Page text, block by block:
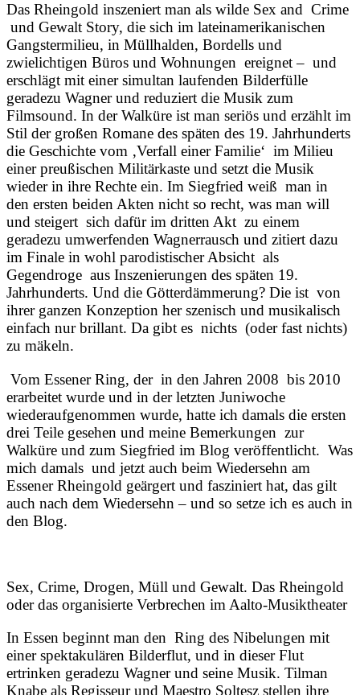
Das Rheingold inszeniert man als wilde Sex and Crime
und Gewalt Story, die sich im lateinamerikanischen
Gangstermilieu, in Müllhalden, Bordells und
zwielichtigen Büros und Wohnungen ereignet – und
erschlägt mit einer simultan laufenden Bilderfülle
geradezu Wagner und reduziert die Musik zum
Filmsound. In der Walküre ist man seriös und erzählt im
Stil der großen Romane des späten des 19. Jahrhunderts
die Geschichte vom ‚Verfall einer Familie‘ im Milieu
einer preußischen Militärkaste und setzt die Musik
wieder in ihre Rechte ein. Im Siegfried weiß man in
den ersten beiden Akten nicht so recht, was man will
und steigert sich dafür im dritten Akt zu einem
geradezu umwerfenden Wagnerrausch und zitiert dazu
im Finale in wohl parodistischer Absicht als
Gegendroge aus Inszenierungen des späten 19.
Jahrhunderts. Und die Götterdämmerung? Die ist von
ihrer ganzen Konzeption her szenisch und musikalisch
einfach nur brillant. Da gibt es nichts (oder fast nichts)
zu mäkeln.
Vom Essener Ring, der in den Jahren 2008 bis 2010
erarbeitet wurde und in der letzten Juniwoche
wiederaufgenommen wurde, hatte ich damals die ersten
drei Teile gesehen und meine Bemerkungen zur
Walküre und zum Siegfried im Blog veröffentlicht. Was
mich damals und jetzt auch beim Wiedersehn am
Essener Rheingold geärgert und fasziniert hat, das gilt
auch nach dem Wiedersehn – und so setze ich es auch in
den Blog.
Sex, Crime, Drogen, Müll und Gewalt. Das Rheingold
oder das organisierte Verbrechen im Aalto-Musiktheater
In Essen beginnt man den Ring des Nibelungen mit
einer spektakulären Bilderflut, und in dieser Flut
ertrinken geradezu Wagner und seine Musik. Tilman
Knabe als Regisseur und Maestro Soltesz stellen ihre